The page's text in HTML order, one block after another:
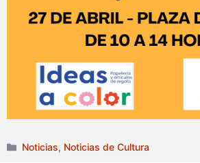
Categorías
Noticias, Noticias de Cultura